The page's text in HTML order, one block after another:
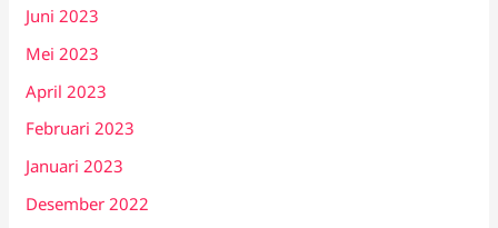
Juni 2023
Mei 2023
April 2023
Februari 2023
Januari 2023
Desember 2022